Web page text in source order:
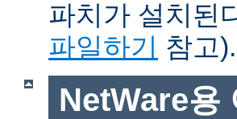
파치가 설치된
파일하기
참고).
NetWare용